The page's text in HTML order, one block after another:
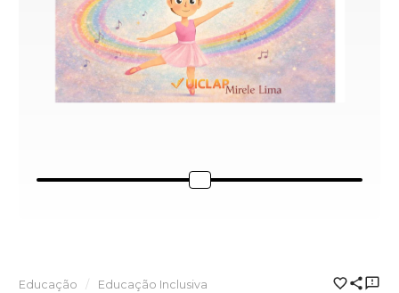
Educação Educação Inclusiva